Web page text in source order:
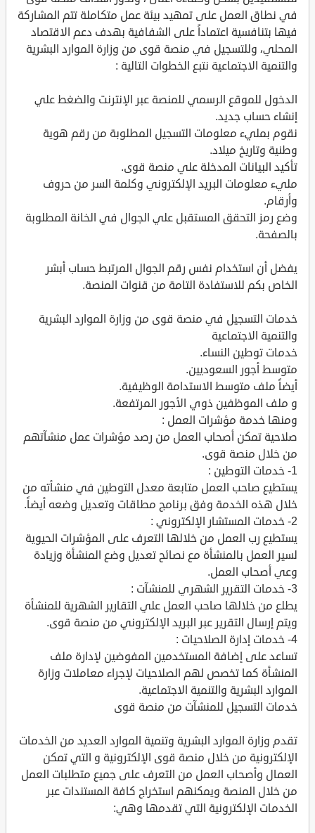
في نطاق العمل على تمهيد بيئة عمل متكاملة تتم المشاركة
فيها بتنافسية اعتماداً على الشفافية بهدف دعم الاقتصاد
المحلي، وللتسجيل في منصة قوى من وزارة الموارد البشرية
والتنمية الاجتماعية نتبع الخطوات التالية :
الدخول للموقع الرسمي للمنصة عبر الإنترنت والضغط علي
إنشاء حساب جديد.
نقوم بمليء معلومات التسجيل المطلوبة من رقم هوية
وطنية وتاريخ ميلاد.
تأكيد البيانات المدخلة علي منصة قوى.
مليء معلومات البريد الإلكتروني وكلمة السر من حروف
وأرقام.
وضع رمز التحقق المستقبل علي الجوال في الخانة المطلوبة
بالصفحة.
يفضل أن استخدام نفس رقم الجوال المرتبط حساب أبشر
الخاص بكم للاستفادة التامة من قنوات المنصة.
خدمات التسجيل في منصة قوى من وزارة الموارد البشرية
والتنمية الاجتماعية
خدمات توطين النساء.
متوسط أجور السعوديين.
أيضاً ملف متوسط الاستدامة الوظيفية.
و ملف الموظفين ذوي الأجور المرتفعة.
ومنها خدمة مؤشرات العمل :
صلاحية تمكن أصحاب العمل من رصد مؤشرات عمل منشآتهم
من خلال منصة قوى.
1- خدمات التوطين :
يستطيع صاحب العمل متابعة معدل التوطين في منشأته من
خلال هذه الخدمة وفق برنامج مطاقات وتعديل وضعه أيضاً.
2- خدمات المستشار الإلكتروني :
يستطيع رب العمل من خلالها التعرف على المؤشرات الحيوية
لسير العمل بالمنشأة مع نصائح تعديل وضع المنشأة وزيادة
وعي أصحاب العمل.
3- خدمات التقرير الشهري للمنشآت :
يطلع من خلالها صاحب العمل علي التقارير الشهرية للمنشأة
ويتم إرسال التقرير عبر البريد الإلكتروني من منصة قوى.
4- خدمات إدارة الصلاحيات :
تساعد على إضافة المستخدمين المفوضين لإدارة ملف
المنشأة كما تخصص لهم الصلاحيات لإجراء معاملات وزارة
الموارد البشرية والتنمية الاجتماعية.
خدمات التسجيل للمنشآت من منصة قوى
تقدم وزارة الموارد البشرية وتنمية الموارد العديد من الخدمات
الإلكترونية من خلال منصة قوى الإلكترونية و التي تمكن
العمال وأصحاب العمل من التعرف على جميع متطلبات العمل
من خلال المنصة ويمكنهم استخراج كافة المستندات عبر
الخدمات الإلكترونية التي تقدمها وهي: